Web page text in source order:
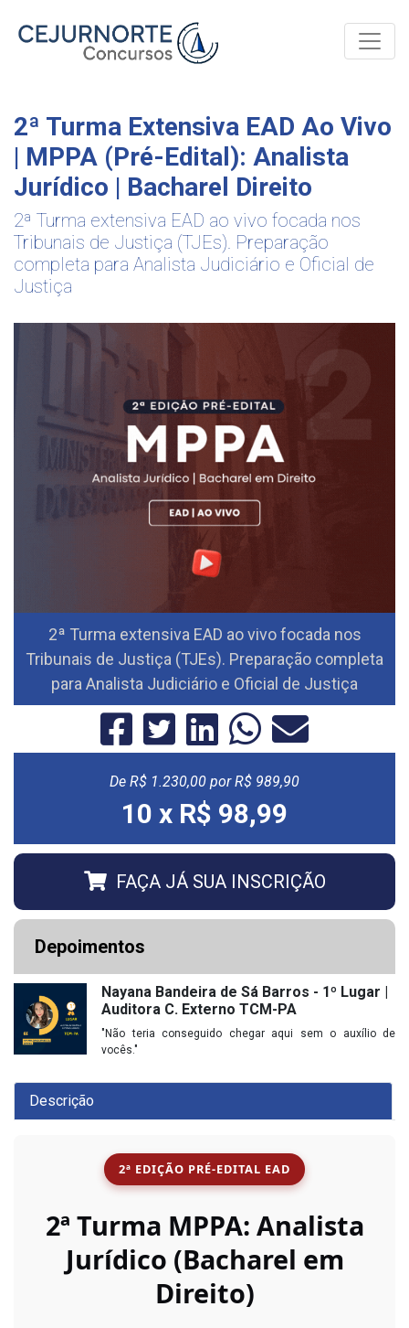
2ª Turma Extensiva EAD Ao Vivo
| MPPA (Pré-Edital): Analista
Jurídico | Bacharel Direito
2ª Turma extensiva EAD ao vivo focada nos
Tribunais de Justiça (TJEs). Preparação
completa para Analista Judiciário e Oficial de
Justiça
Descrição
2ª EDIÇÃO PRÉ-EDITAL EAD
2ª Turma MPPA: Analista
Jurídico (Bacharel em
Direito)
2ª Turma extensiva EAD ao vivo focada nos
Tribunais de Justiça (TJEs). Preparação completa
para Analista Judiciário e Oficial de Justiça
De R$ 1.230,00 por R$ 989,90
10 x R$ 98,99
FAÇA JÁ SUA INSCRIÇÃO
Depoimentos
Nayana Bandeira de Sá Barros - 1º Lugar |
Auditora C. Externo TCM-PA
"Não teria conseguido chegar aqui sem o auxílio de
vocês."